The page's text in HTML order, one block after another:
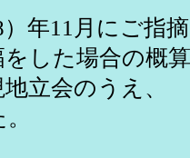
）年11月にご指
た場合の概算
地立会のうえ